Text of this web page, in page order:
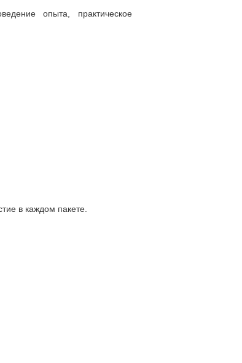
опыта, практическое
в каждом пакете.